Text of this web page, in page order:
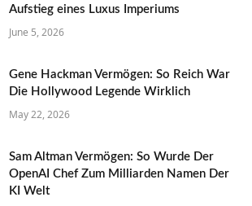
Aufstieg eines Luxus Imperiums
June 5, 2026
Gene Hackman Vermögen: So Reich War
Die Hollywood Legende Wirklich
May 22, 2026
Sam Altman Vermögen: So Wurde Der
OpenAI Chef Zum Milliarden Namen Der
KI Welt